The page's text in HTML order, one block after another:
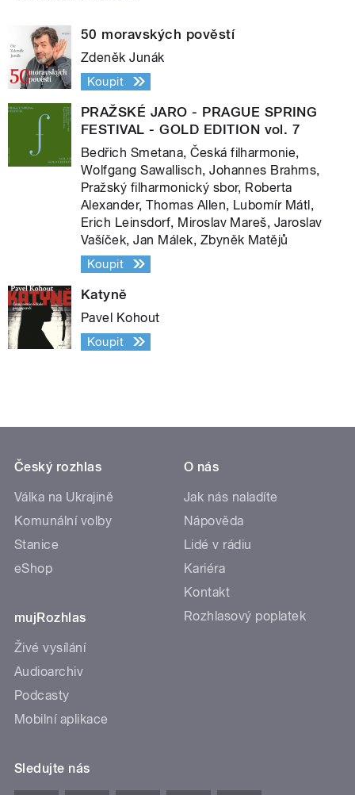
50 moravských pověstí
Zdeněk Junák
Koupit
PRAŽSKÉ JARO - PRAGUE SPRING
FESTIVAL - GOLD EDITION vol. 7
Bedřich Smetana, Česká filharmonie,
Wolfgang Sawallisch, Johannes Brahms,
Pražský filharmonický sbor, Roberta
Alexander, Thomas Allen, Lubomír Mátl,
Erich Leinsdorf, Miroslav Mareš, Jaroslav
Vašíček, Jan Málek, Zbyněk Matějů
Koupit
Katyně
Pavel Kohout
Koupit
Český rozhlas
Válka na Ukrajině
Komunální volby
Stanice
eShop
mujRozhlas
Živé vysílání
Audioarchiv
Podcasty
Mobilní aplikace
O nás
Jak nás naladíte
Nápověda
Lidé v rádiu
Kariéra
Kontakt
Rozhlasový poplatek
Sledujte nás